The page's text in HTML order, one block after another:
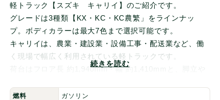
続きを読む
軽トラック【スズキ キャリイ】のご紹介です。
グレードは3種類【KX・KC・KC農繁」をラインナッ
プ。ボディカラーは最大7色まで選択可能です。
キャリイは、農業・建設業・設備工事・配送業など、働
く現場で幅広く利用されている軽トラックです。
荷台はフロア長 約1,940mm・幅 約1,410mmと、脚立や
車両サイズは軽自動車規格ならではのコンパクト設計
燃料 ガソリン